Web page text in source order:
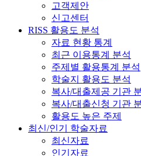
고객제안
신고센터
RISS 활용도 분석
자료 현황 통계
최근 이용통계 분석
주제별 활용통계 분석
학술지 활용도 분석
복사/대출제공 기관
복사/대출신청 기관
활용도 높은 주제
최신/인기 학술자료
최신자료
인기자료